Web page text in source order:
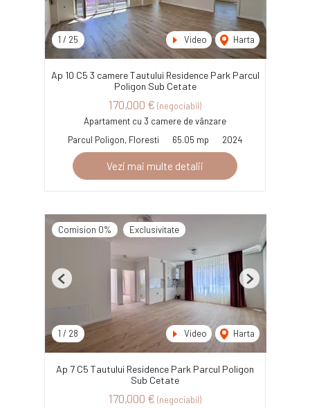
1 / 25 Video Harta
Ap 10 C5 3 camere Tautului Residence Park Parcul
Poligon Sub Cetate
170,000 € (negociabil)
Apartament cu 3 camere de vânzare
Parcul Poligon, Floresti
65.05 mp 2024
Vezi mai multe detalii
Comision 0% Exclusivitate
1 / 28 Video Harta
Previous Next
Ap 7 C5 Tautului Residence Park Parcul Poligon
Sub Cetate
170,000 € (negociabil)